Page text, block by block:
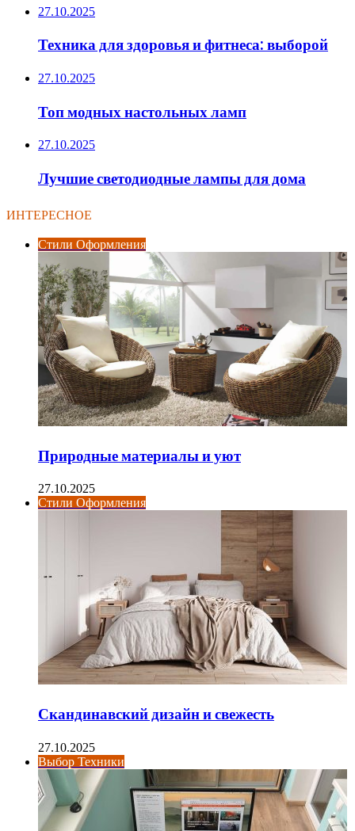
27.10.2025
Техника для здоровья и фитнеса: выборой
27.10.2025
Топ модных настольных ламп
27.10.2025
Лучшие светодиодные лампы для дома
ИНТЕРЕСНОЕ
Стили Оформления
Природные материалы и уют
27.10.2025
Стили Оформления
Скандинавский дизайн и свежесть
27.10.2025
Выбор Техники